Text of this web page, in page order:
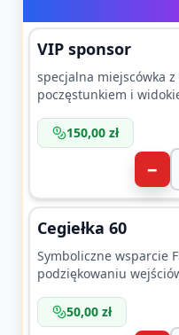
VIP sponsor
specjalna miejscówka
poczęstunkiem i
150,00 zł
−
Cegiełka 60
Symboliczne wsparcie
podziękowaniu
50,00 zł